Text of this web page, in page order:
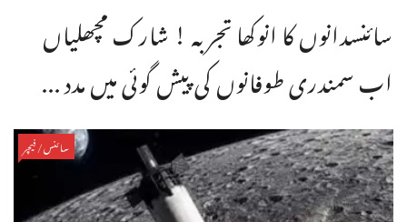
سائنسدانوں کا انوکھا تجربہ ! شارک مچھلیاں
اب سمندری طوفانوں کی پیش گوئی میں مدد ...
سائنس/فیچر